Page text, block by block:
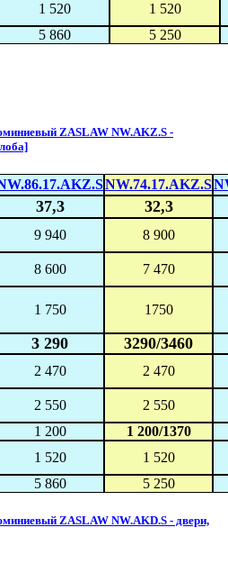
1 520
1 520
5 860 5 250
ZASLAW NW.AKZ.S -
NW.74.17.AKZ.S
37,3 32,3
9 940
8 900
8 600 7 470
1 750 1750
3 290 3290/3460
2 470
2 470
2 550
2 550
1 200
1 200/1370
1 520
1 520
5 860 5 250
ZASLAW NW.AKD.S - двери,